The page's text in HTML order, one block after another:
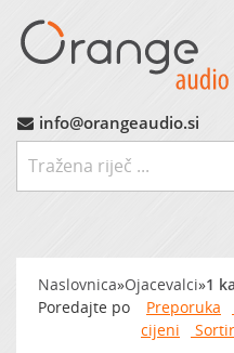
Avtoradio
Avtozvočniki
MP3 Vmesniki
info@orangeaudio.si
Naslovnica»Ojacevalci»1
Poredajte po
Preporuka
cijeni